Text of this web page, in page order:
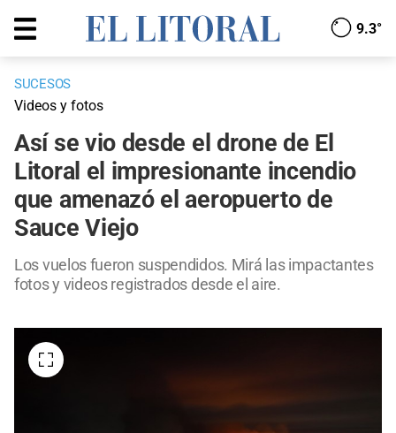
9.3°
SUCESOS
Videos y fotos
Así se vio desde el drone de El
Litoral el impresionante incendio
que amenazó el aeropuerto de
Sauce Viejo
Los vuelos fueron suspendidos. Mirá las impactantes
fotos y videos registrados desde el aire.